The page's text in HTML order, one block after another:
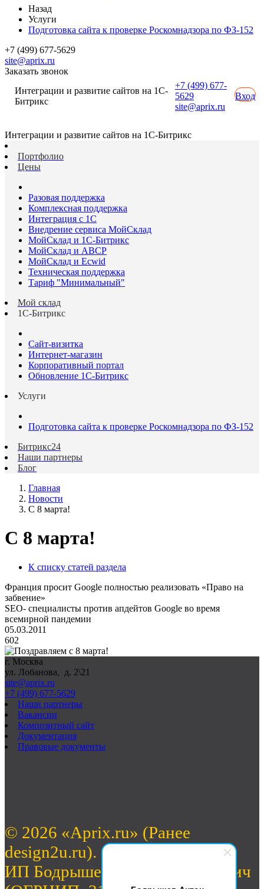
Назад
Услуги
Подготовка сайта к проверке Роскомнадзора по ФЗ-152
+7 (499) 677-5629
site@aprix.ru
Заказать звонок
Интеграции и развитие сайтов на 1С-
Битрикс
+7 (499) 677-
5629
site@aprix.ru
Вход
Интеграции и развитие сайтов на 1С-Битрикс
Портфолио
Цены
Разовая поддержка
Комплексная поддержка
Интеграция с 1С
Внедрение сервиса МойСклад
МойСклад и 1С-Битрикс
МойСклад и ABCP
МойСклад и Ecwid
Техническая поддержка
Тариф "Минимальный"
Мой склад
1С-Битрикс
Сайт-визитка
Интернет-магазин
Корпоративный портал
Обновление 1С-Битрикс
Услуги
Подготовка сайта к проверке Роскомнадзора по ФЗ-152
Битрикс24
Наши партнеры
Блог
Главная
Новости
C 8 марта!
C 8 марта!
К списку статей раздела
Франция просит Google полностью реализовать «Право на
забвение»
SEO- специалисты против апдейтов Google во время
всемирной пандемии
05.03.2011
602
г. Москва
ул. Лобанова, д. 2\21
site@aprix.ru
+7 (499) 677-5629
Наши партнеры
Вакансии
Композитный сайт
Документация
Правовые документы
© 2026 «Aprix.ru» (Ранее
design2u.ru).
ИП Бодрышев Антон Валерьевич